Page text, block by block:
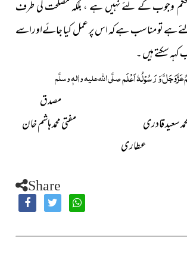
حکم وجوب کے لئے نہیں ہے ، بلکہ مصلحت کی طرف
ہے تو مناسب ہے کہ اس پر عمل کیا جائےاوراسے
سکتے ہیں ۔
عَزَّوَجَلَّوَ رَسُوْلُہٗ اَعْلَمصلَّی اللہ علیہ واٰلہٖ وسلَّم
مصدق
قادری مفتی محمد ہاشم خان
عطاری
Share